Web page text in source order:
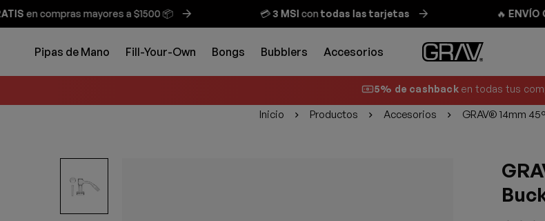
en compras mayores a $1500 📦 3 MSI con todas las tarjetas ENVÍO
Pipas de Mano Fill-Your-Own Bongs Bubblers Accesorios
5% de cashbacken todas tus
Inicio Productos Accesorios GRAV® 14mm